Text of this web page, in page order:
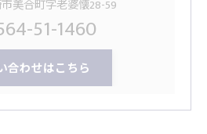
美合町字老婆懐28-59
51-1460
合わせはこちら